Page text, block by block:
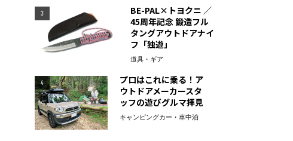
3
BE-PAL×トヨクニ ／
45周年記念 鍛造フル
タングアウトドアナイ
フ「独遊」
道具・ギア
4
プロはこれに乗る！ア
ウトドアメーカースタ
ッフの遊びグルマ拝見
キャンピングカー・車中泊